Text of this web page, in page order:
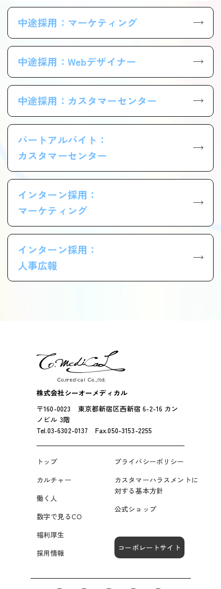
中途採用：マーケティング
中途採用：Webデザイナー
中途採用：カスタマーセンター
パートアルバイト：
カスタマーセンター
インターン採用：
マーケティング
インターン採用：
人事広報
株式会社シーオーメディカル
〒160-0023 東京都新宿区西新宿 6-2-16 カン
ノビル 3階
Tel.03-6302-0137 Fax.050-3153-2255
トップ
カルチャー
働く人
数字で見るCO
福利厚生
採用情報
プライバシーポリシー
カスタマーハラスメントに
対する基本方針
公式ショップ
コーポレートサイト